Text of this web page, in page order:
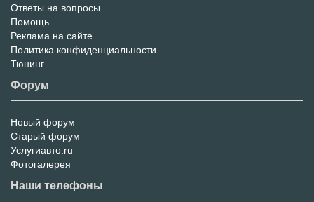
Ответы на вопросы
Помощь
Реклама на сайте
Политика конфиденциальности
Тюнинг
Форум
Форум
Новый форум
Старый форум
Услугиавто.ru
Фотогалерея
Наши телефоны